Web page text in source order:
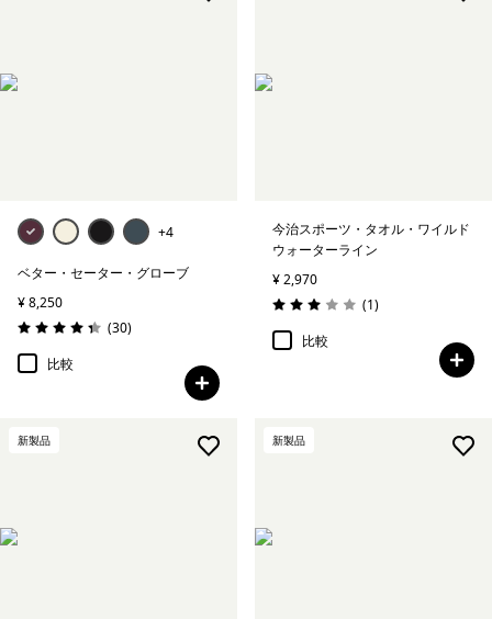
+4
ベター・セーター・グローブ
¥ 8,250
評価: 4.4 / 5
(30レビュー
)
比較
今治スポーツ・タオル・ワイルド
ウォーターライン
¥ 2,970
評価: 3.0 / 5
(1レビュー
)
比較
新製品 新製品